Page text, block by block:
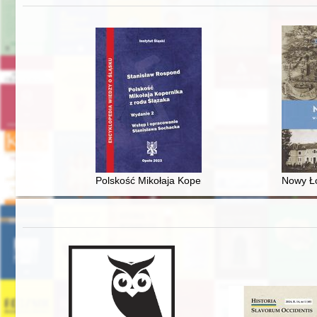
Polskość Mikołaja Kopernika z rodu ŚlązakaNowy